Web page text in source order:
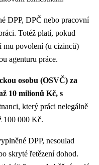
DPP, DPČ nebo pracovní
Totéž platí, pokud
mu povolení (u cizinců)
agenturu práce.
osobu (OSVČ) za
10 milionů Kč, s
který práci nelegálně
100 000 Kč.
DPP, nesoulad
skryté řetězení dohod.